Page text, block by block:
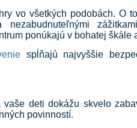
vo všetkých podobách. O
ponúkajú v bohatej škále
spĺňajú najvyššie
vaše deti dokážu skvelo
povinností.